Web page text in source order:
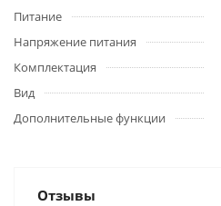
Питание
Напряжение питания
Комплектация
Вид
Дополнительные функции
Отзывы